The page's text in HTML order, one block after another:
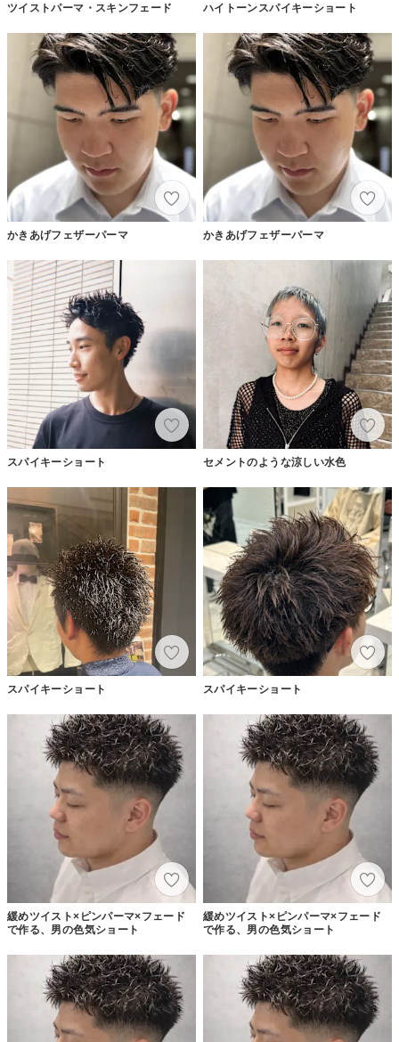
ツイストパーマ・スキンフェード ハイトーンスパイキーショート
かきあげフェザーパーマ かきあげフェザーパーマ
スパイキーショート セメントのような涼しい水色
スパイキーショート スパイキーショート
緩めツイスト×ピンパーマ×フェード
で作る、男の色気ショート
緩めツイスト×ピンパーマ×フェード
で作る、男の色気ショート